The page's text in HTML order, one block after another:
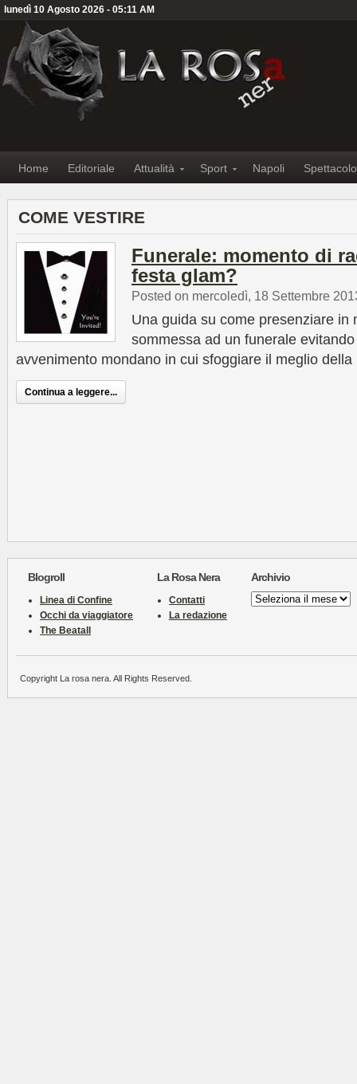
lunedì 10 Agosto 2026 - 05:11 AM
Home Editoriale Attualità Sport Napoli Spettacolo
COME VESTIRE
Funerale: momento di
festa glam?
Posted on mercoledì, 18 Settembre
Una guida su come presenziare in
sommessa ad un funerale
avvenimento mondano in cui sfoggiare il meglio della
Continua a leggere...
Blogroll
Linea di Confine
Occhi da viaggiatore
The Beatall
La Rosa Nera
Contatti
La redazione
Archivio
Archivio
Copyright La rosa nera. All Rights Reserved.